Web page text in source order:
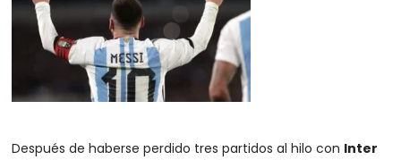
Después de haberse perdido tres partidos al hilo con Inter